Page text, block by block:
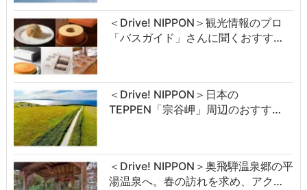
＜Drive! NIPPON＞観光情報のプロ
「バスガイド」さんに聞くおすす…
＜Drive! NIPPON＞日本の
TEPPEN「宗谷岬」周辺のおすす…
＜Drive! NIPPON＞奥飛騨温泉郷の平
湯温泉へ。春の訪れを求め、アク…